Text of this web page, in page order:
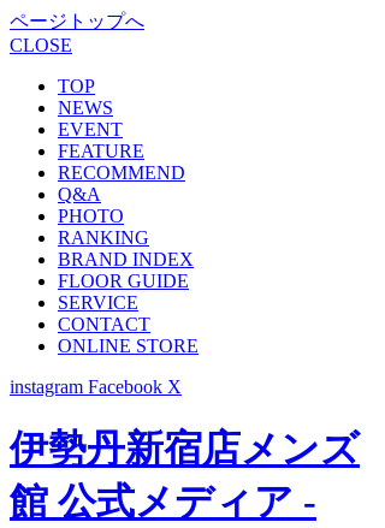
ページトップへ
CLOSE
TOP
NEWS
EVENT
FEATURE
RECOMMEND
Q&A
PHOTO
RANKING
BRAND INDEX
FLOOR GUIDE
SERVICE
CONTACT
ONLINE STORE
instagram Facebook X
伊勢丹新宿店メンズ
館 公式メディア -